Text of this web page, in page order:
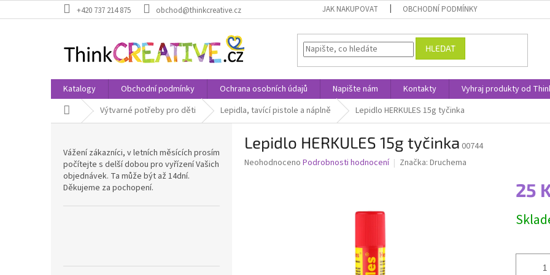
na
+420 737 214 875 obchod@thinkcreative.cz JAK NAKUPOVAT OBCHODNÍ PODMÍNKY
HLEDAT
Katalogy Obchodní podmínky Ochrana osobních údajů Napište nám Kontakty
Vyhraj produkty od
Domů Výtvarné potřeby pro děti Lepidla, tavící pistole a náplně Lepidlo HERKULES 15g tyčinka
Vážení zákazníci, v letních měsících prosím
počítejte s delší dobou pro vyřízení Vašich
objednávek. Ta může být až 14dní.
Děkujeme za pochopení.
Lepidlo HERKULES 15g tyčinka 00744
Průměrné
Neohodnoceno Podrobnosti hodnocení Značka: Druchema
25
cena: